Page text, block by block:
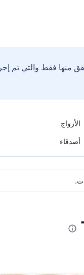
منها فقط والتي تم
الأزواج
أصدقاء